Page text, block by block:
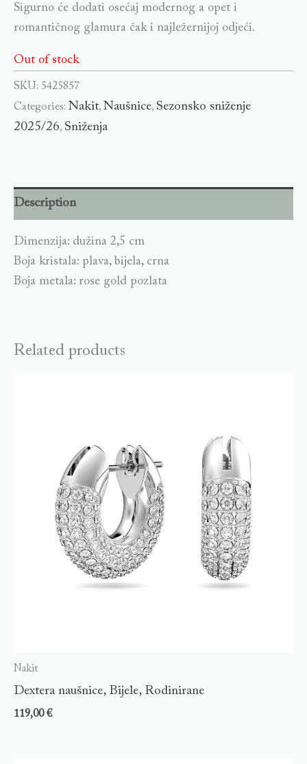
Sigurno će dodati osećaj modernog a opet i
romantičnog glamura čak i najležernijoj odjeći.
Out of stock
SKU: 5425857
Categories: Nakit, Naušnice, Sezonsko sniženje
2025/26, Sniženja
Description
Dimenzija: dužina 2,5 cm
Boja kristala: plava, bijela, crna
Boja metala: rose gold pozlata
Related products
Nakit
Dextera naušnice, Bijele, Rodinirane
119,00€